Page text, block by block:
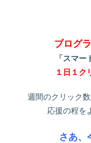
ブログ
「スマー
１日１ク
週間のクリック
応援の程を
さあ、